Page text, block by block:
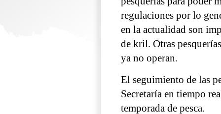
regulaciones por lo
en la actualidad son
de kril. Otras
ya no operan.
El seguimiento de las
Secretaría en tiempo
temporada de pesca.